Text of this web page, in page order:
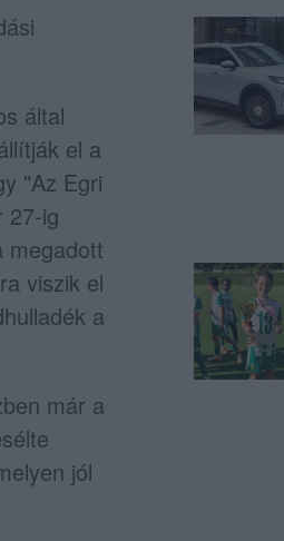
által
el a
"Az Egri
27-ig
megadott
viszik el
a
már a
jól